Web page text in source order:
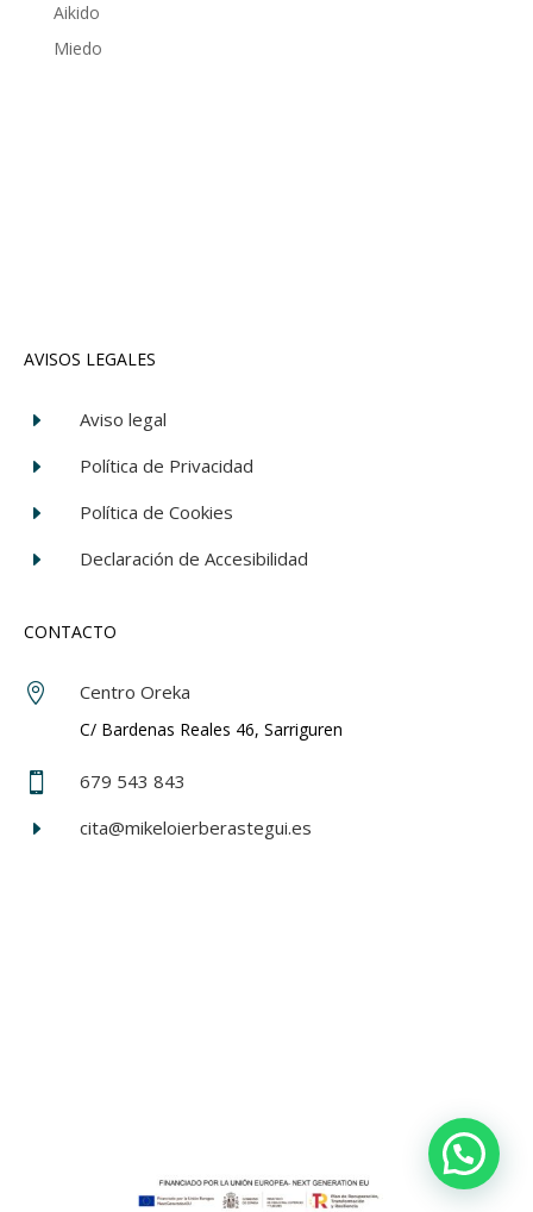
Aikido
Miedo
AVISOS LEGALES
E
Aviso legal
E
Política de Privacidad
E
Política de Cookies
E
Declaración de Accesibilidad
CONTACTO
 Centro Oreka
C/ Bardenas Reales 46, Sarriguren

679 543 843
E
cita@mikeloierberastegui.es